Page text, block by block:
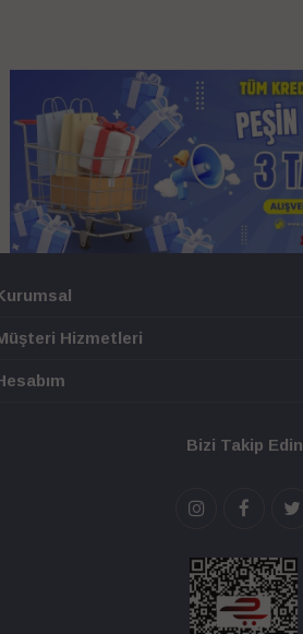
Hizmetleri
Bizi Takip Edin